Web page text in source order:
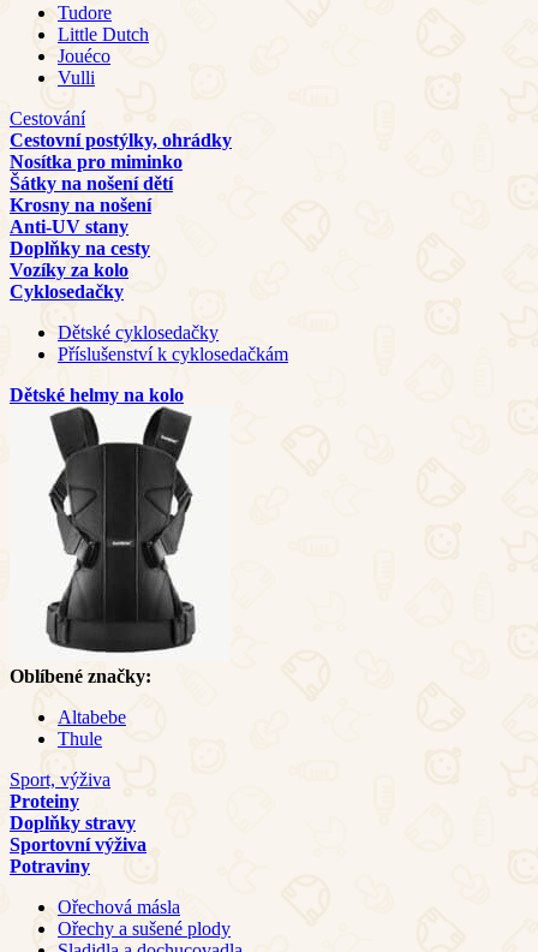
Tudore
Little Dutch
Jouéco
Vulli
Cestování
Cestovní postýlky, ohrádky
Nosítka pro miminko
Šátky na nošení dětí
Krosny na nošení
Anti-UV stany
Doplňky na cesty
Vozíky za kolo
Cyklosedačky
Dětské cyklosedačky
Příslušenství k cyklosedačkám
Dětské helmy na kolo
Oblíbené značky:
Altabebe
Thule
Sport, výživa
Proteiny
Doplňky stravy
Sportovní výživa
Potraviny
Ořechová másla
Ořechy a sušené plody